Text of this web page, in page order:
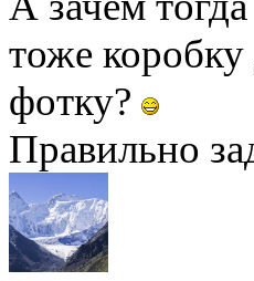
тоже
фотку?
Правильно